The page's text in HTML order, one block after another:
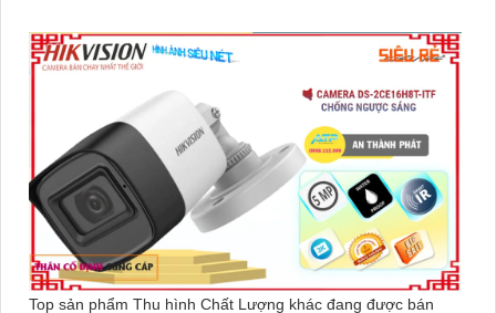
Top sản phẩm Thu hình Chất Lượng khác đang được bán